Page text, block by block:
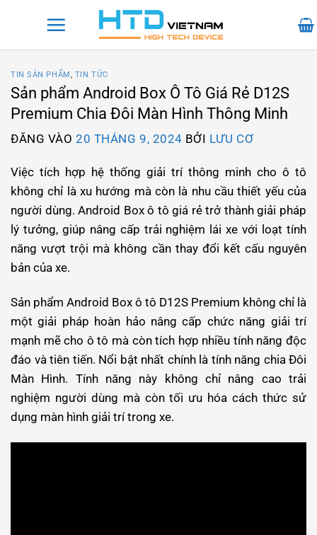
TIN SẢN PHẨM, TIN TỨC
Sản phẩm Android Box Ô Tô Giá Rẻ D12S
Premium Chia Đôi Màn Hình Thông Minh
ĐĂNG VÀO20 THÁNG 9, 2024 BỞI LƯU CƠ
Việc tích hợp hệ thống giải trí thông minh cho ô tô
không chỉ là xu hướng mà còn là nhu cầu thiết yếu của
người dùng. Android Box ô tô giá rẻ trở thành giải pháp
lý tưởng, giúp nâng cấp trải nghiệm lái xe với loạt tính
năng vượt trội mà không cần thay đổi kết cấu nguyên
bản của xe.
Sản phẩm Android Box ô tô D12S Premium không chỉ là
một giải pháp hoàn hảo nâng cấp chức năng giải trí
mạnh mẽ cho ô tô mà còn tích hợp nhiều tính năng độc
đáo và tiên tiến. Nổi bật nhất chính là tính năng chia Đôi
Màn Hình. Tính năng này không chỉ nâng cao trải
nghiệm người dùng mà còn tối ưu hóa cách thức sử
dụng màn hình giải trí trong xe.